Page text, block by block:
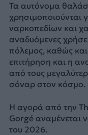
Τα αυτόνομα
χρησιμοποιούνται
ναρκοπεδίων και
αναδυόμενες
πόλεμος, καθώς
επιτήρηση και η
από τους
σόναρ στον κόσμο.
Η αγορά από την
Gorgé αναμένεται
του 2026.